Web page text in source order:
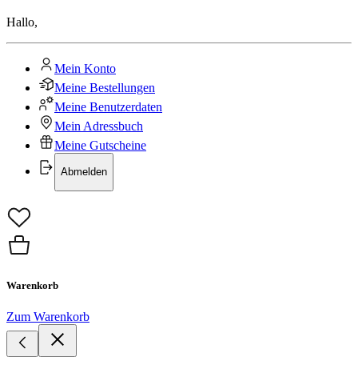
Hallo,
Mein Konto
Meine Bestellungen
Meine Benutzerdaten
Mein Adressbuch
Meine Gutscheine
Abmelden
Warenkorb
Zum Warenkorb